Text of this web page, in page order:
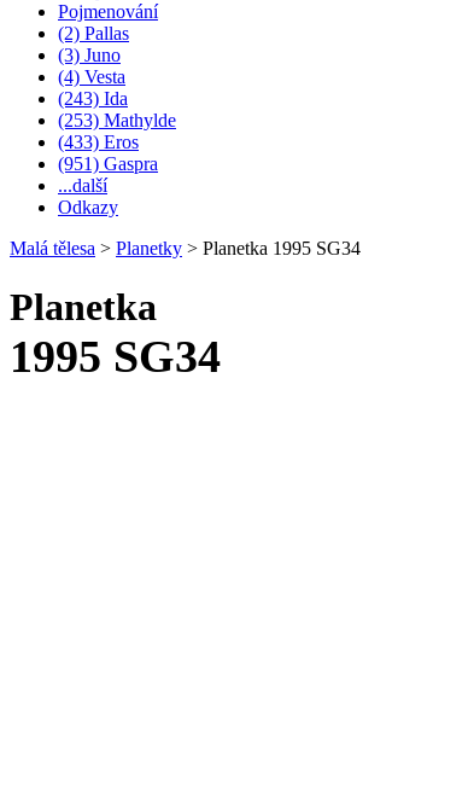
Pojmenování
(2) Pallas
(3) Juno
(4) Vesta
(243) Ida
(253) Mathylde
(433) Eros
(951) Gaspra
...další
Odkazy
Malá tělesa > Planetky > Planetka 1995 SG34
Planetka
1995 SG34